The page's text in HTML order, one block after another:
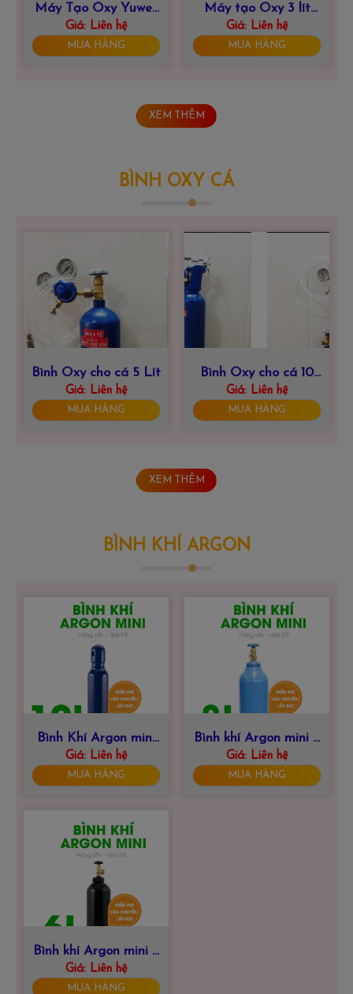
Máy Tạo Oxy Yuwell
9F-5BW
Giá:Liên hệ
MUA HÀNG
Máy tạo Oxy 3 lít
yuwell 8F-3AW
Giá:Liên hệ
MUA HÀNG
XEM THÊM
BÌNH OXY CÁ
Bình Oxy cho cá 5 Lít
Giá:Liên hệ
MUA HÀNG
Bình Oxy cho cá 10
Lít
Giá:Liên hệ
MUA HÀNG
XEM THÊM
BÌNH KHÍ ARGON
Bình Khí Argon mini
10 Lít
Giá:Liên hệ
MUA HÀNG
Bình khí Argon mini 8
Lít
Giá:Liên hệ
MUA HÀNG
Bình khí Argon mini 6
Lít
Giá:Liên hệ
MUA HÀNG